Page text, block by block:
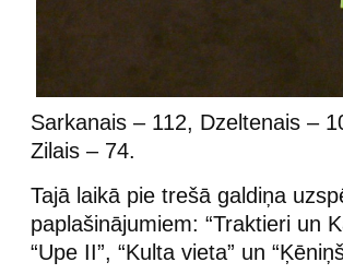
Sarkanais – 112, Dzeltenais –
Zilais – 74.
Tajā laikā pie trešā galdiņa
paplašinājumiem: “Traktieri un
“Upe II”, “Kulta vieta” un